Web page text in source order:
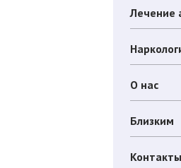
Лечение
О нас
Близким
Контакты